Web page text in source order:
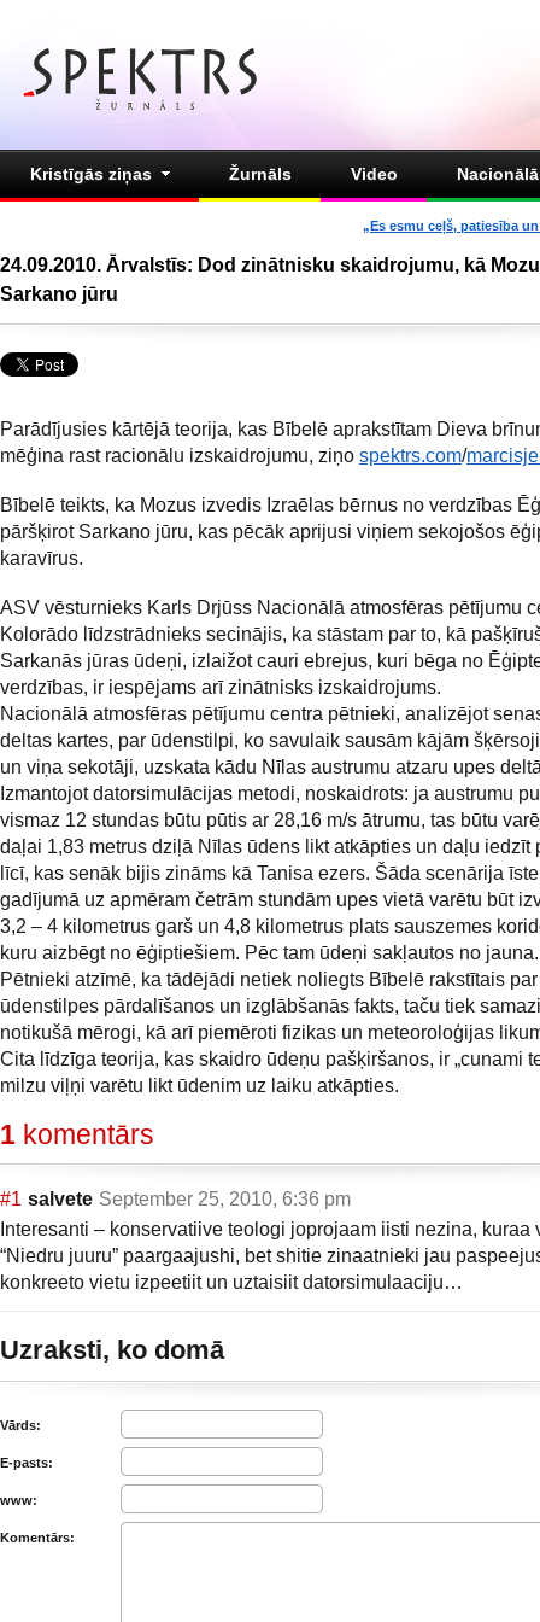
Kristīgās ziņas Žurnāls Video
„Es esmu ceļš, patiesība
24.09.2010. Ārvalstīs: Dod zinātnisku skaidrojumu, kā
Sarkano jūru
Parādījusies kārtējā teorija, kas Bībelē aprakstītam Dieva
mēģina rast racionālu izskaidrojumu, ziņo spektrs.com/
Bībelē teikts, ka Mozus izvedis Izraēlas bērnus no verdzības
pāršķirot Sarkano jūru, kas pēcāk aprijusi viņiem sekojošos
karavīrus.
ASV vēsturnieks Karls Drjūss Nacionālā atmosfēras pētījumu
Kolorādo līdzstrādnieks secinājis, ka stāstam par to, kā
Sarkanās jūras ūdeņi, izlaižot cauri ebrejus, kuri bēga no
verdzības, ir iespējams arī zinātnisks izskaidrojums.
Nacionālā atmosfēras pētījumu centra pētnieki, analizējot
deltas kartes, par ūdenstilpi, ko savulaik sausām kājām
un viņa sekotāji, uzskata kādu Nīlas austrumu atzaru upes
Izmantojot datorsimulācijas metodi, noskaidrots: ja austrumu
vismaz 12 stundas būtu pūtis ar 28,16 m/s ātrumu, tas būtu
daļai 1,83 metrus dziļā Nīlas ūdens likt atkāpties un daļu iedzīt
līcī, kas senāk bijis zināms kā Tanisa ezers. Šāda scenārija
gadījumā uz apmēram četrām stundām upes vietā varētu būt
3,2 – 4 kilometrus garš un 4,8 kilometrus plats sauszemes
kuru aizbēgt no ēģiptiešiem. Pēc tam ūdeņi sakļautos no jauna.
Pētnieki atzīmē, ka tādējādi netiek noliegts Bībelē rakstītais par
ūdenstilpes pārdalīšanos un izglābšanās fakts, taču tiek
notikušā mērogi, kā arī piemēroti fizikas un meteoroloģijas
Cita līdzīga teorija, kas skaidro ūdeņu pašķiršanos, ir „cunami
milzu viļņi varētu likt ūdenim uz laiku atkāpties.
1 komentārs
#1 salvete September 25, 2010, 6:36 pm
Interesanti – konservatiive teologi joprojaam iisti nezina, kuraa
“Niedru juuru” paargaajushi, bet shitie zinaatnieki jau
konkreeto vietu izpeetiit un uztaisiit datorsimulaaciju…
Uzraksti, ko domā
Vārds:
E-pasts:
www:
Komentārs: